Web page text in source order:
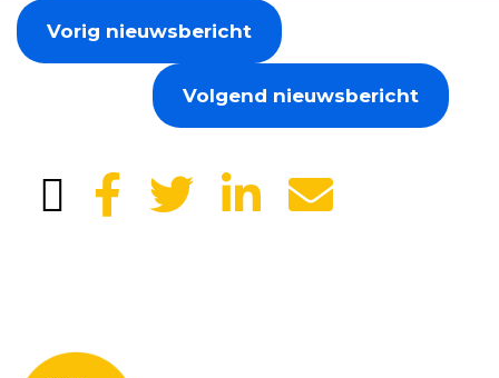
Vorig nieuwsbericht
Volgend nieuwsbericht